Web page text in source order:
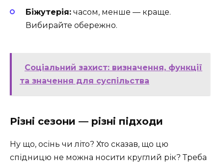
Біжутерія: часом, менше — краще.
Вибирайте обережно.
Соціальний захист: визначення, функції
та значення для суспільства
Різні сезони — різні підходи
Ну що, осінь чи літо? Хто сказав, що цю
спідницю не можна носити круглий рік? Треба